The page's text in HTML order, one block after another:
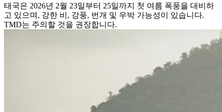
태국은 2026년 2월 23일부터 25일까지 첫 여름 폭풍을 대비하
고 있으며, 강한 비, 강풍, 번개 및 우박 가능성이 있습니다.
TMD는 주의할 것을 권장합니다.